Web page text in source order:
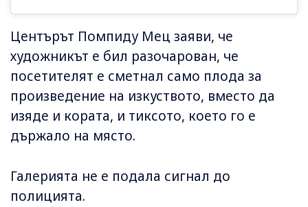
Центърът Помпиду Мец заяви, че
художникът е бил разочарован, че
посетителят е сметнал само плода за
произведение на изкуството, вместо да
изяде и кората, и тиксото, което го е
държало на място.
Галерията не е подала сигнал до
полицията.